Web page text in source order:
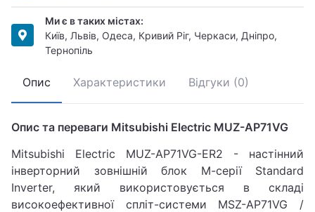
Ми є в таких містах:
Київ, Львів, Одеса, Кривий Ріг, Черкаси, Дніпро,
Тернопіль
Опис Характеристики Відгуки (0)
Опис та переваги Mitsubishi Electric MUZ-AP71VG
Mitsubishi Electric MUZ-AP71VG-ER2 - настінний
інверторний зовнішній блок М-серії Standard
Inverter, який використовується в складі
високоефективної спліт-системи MSZ-AP71VG /